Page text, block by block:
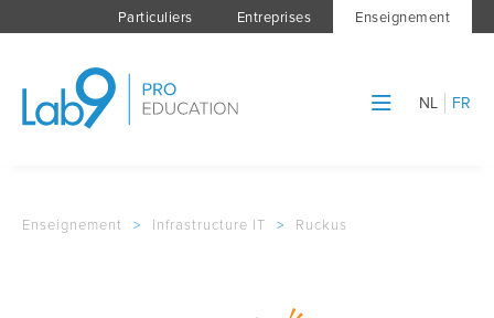
Particuliers Entreprises Enseignement
NL FR
Enseignement > Infrastructure IT > Ruckus